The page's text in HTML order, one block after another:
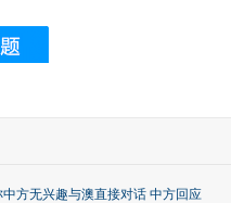
城
方无兴趣与澳直接对话 中方回应